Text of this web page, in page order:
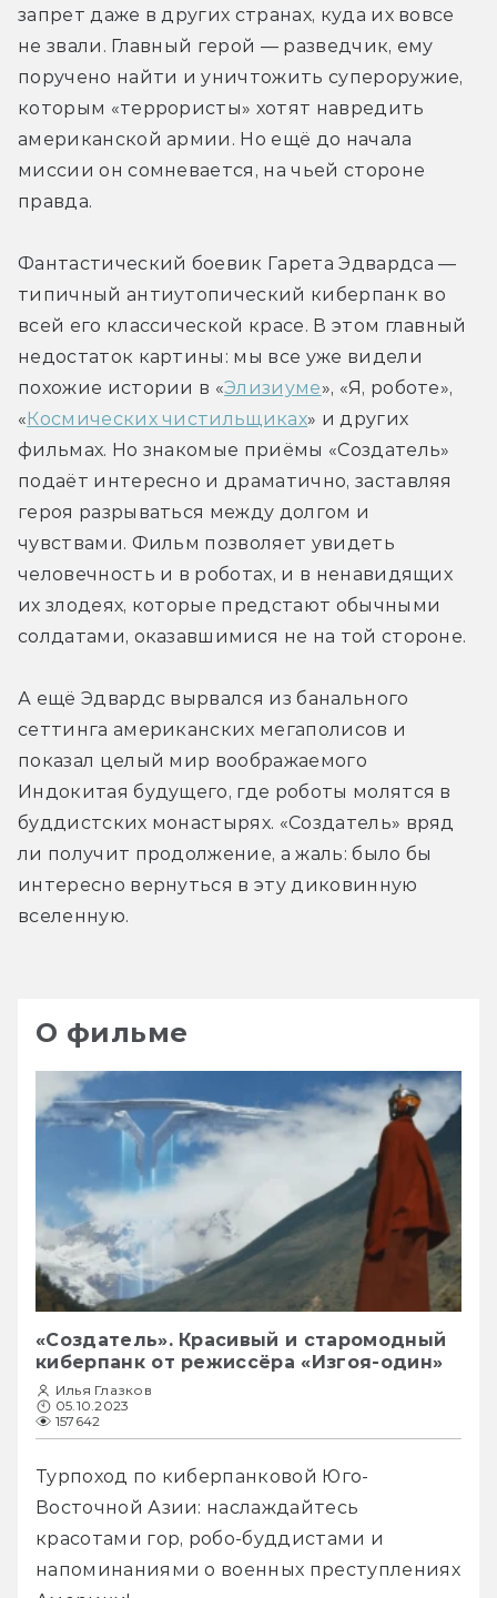
запрет даже в других странах, куда их вовсе
не звали. Главный герой — разведчик, ему
поручено найти и уничтожить супероружие,
которым «террористы» хотят навредить
американской армии. Но ещё до начала
миссии он сомневается, на чьей стороне
правда.
Фантастический боевик Гарета Эдвардса —
типичный антиутопический киберпанк во
всей его классической красе. В этом главный
недостаток картины: мы все уже видели
похожие истории в «Элизиуме», «Я, роботе»,
« Космических чистильщиках» и других
фильмах. Но знакомые приёмы «Создатель»
подаёт интересно и драматично, заставляя
героя разрываться между долгом и
чувствами. Фильм позволяет увидеть
человечность и в роботах, и в ненавидящих
их злодеях, которые предстают обычными
солдатами, оказавшимися не на той стороне.
А ещё Эдвардс вырвался из банального
сеттинга американских мегаполисов и
показал целый мир воображаемого
Индокитая будущего, где роботы молятся в
буддистских монастырях. «Создатель» вряд
ли получит продолжение, а жаль: было бы
интересно вернуться в эту диковинную
вселенную.
О фильме
«Создатель». Красивый и старомодный
киберпанк от режиссёра «Изгоя-один»
Илья Глазков
05.10.2023
157642
Турпоход по киберпанковой Юго-
Восточной Азии: наслаждайтесь
красотами гор, робо-буддистами и
напоминаниями о военных преступлениях